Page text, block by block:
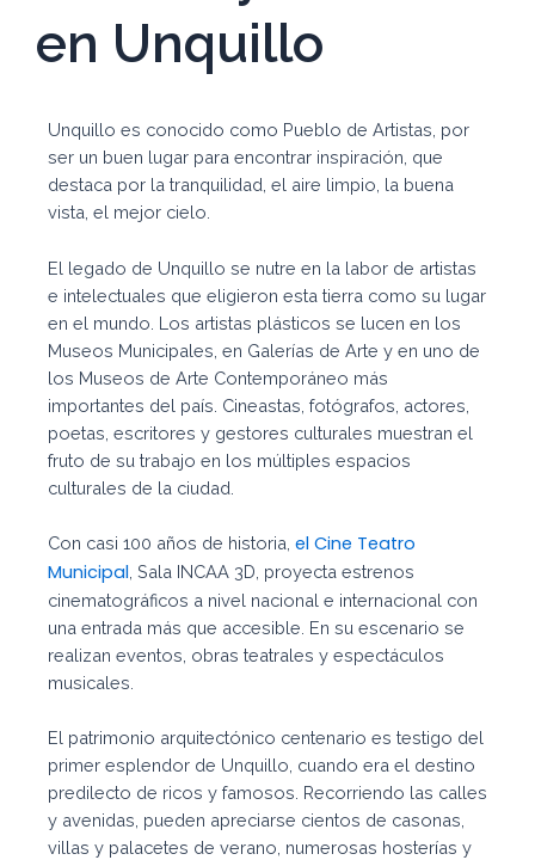
en Unquillo
Unquillo es conocido como Pueblo de Artistas, por
ser un buen lugar para encontrar inspiración, que
destaca por la tranquilidad, el aire limpio, la buena
vista, el mejor cielo.
El legado de Unquillo se nutre en la labor de artistas
e intelectuales que eligieron esta tierra como su lugar
en el mundo. Los artistas plásticos se lucen en los
Museos Municipales, en Galerías de Arte y en uno de
los Museos de Arte Contemporáneo más
importantes del país. Cineastas, fotógrafos, actores,
poetas, escritores y gestores culturales muestran el
fruto de su trabajo en los múltiples espacios
culturales de la ciudad.
Con casi 100 años de historia, el Cine Teatro
Municipal , Sala INCAA 3D, proyecta estrenos
cinematográficos a nivel nacional e internacional con
una entrada más que accesible. En su escenario se
realizan eventos, obras teatrales y espectáculos
musicales.
El patrimonio arquitectónico centenario es testigo del
primer esplendor de Unquillo, cuando era el destino
predilecto de ricos y famosos. Recorriendo las calles
y avenidas, pueden apreciarse cientos de casonas,
villas y palacetes de verano, numerosas hosterías y